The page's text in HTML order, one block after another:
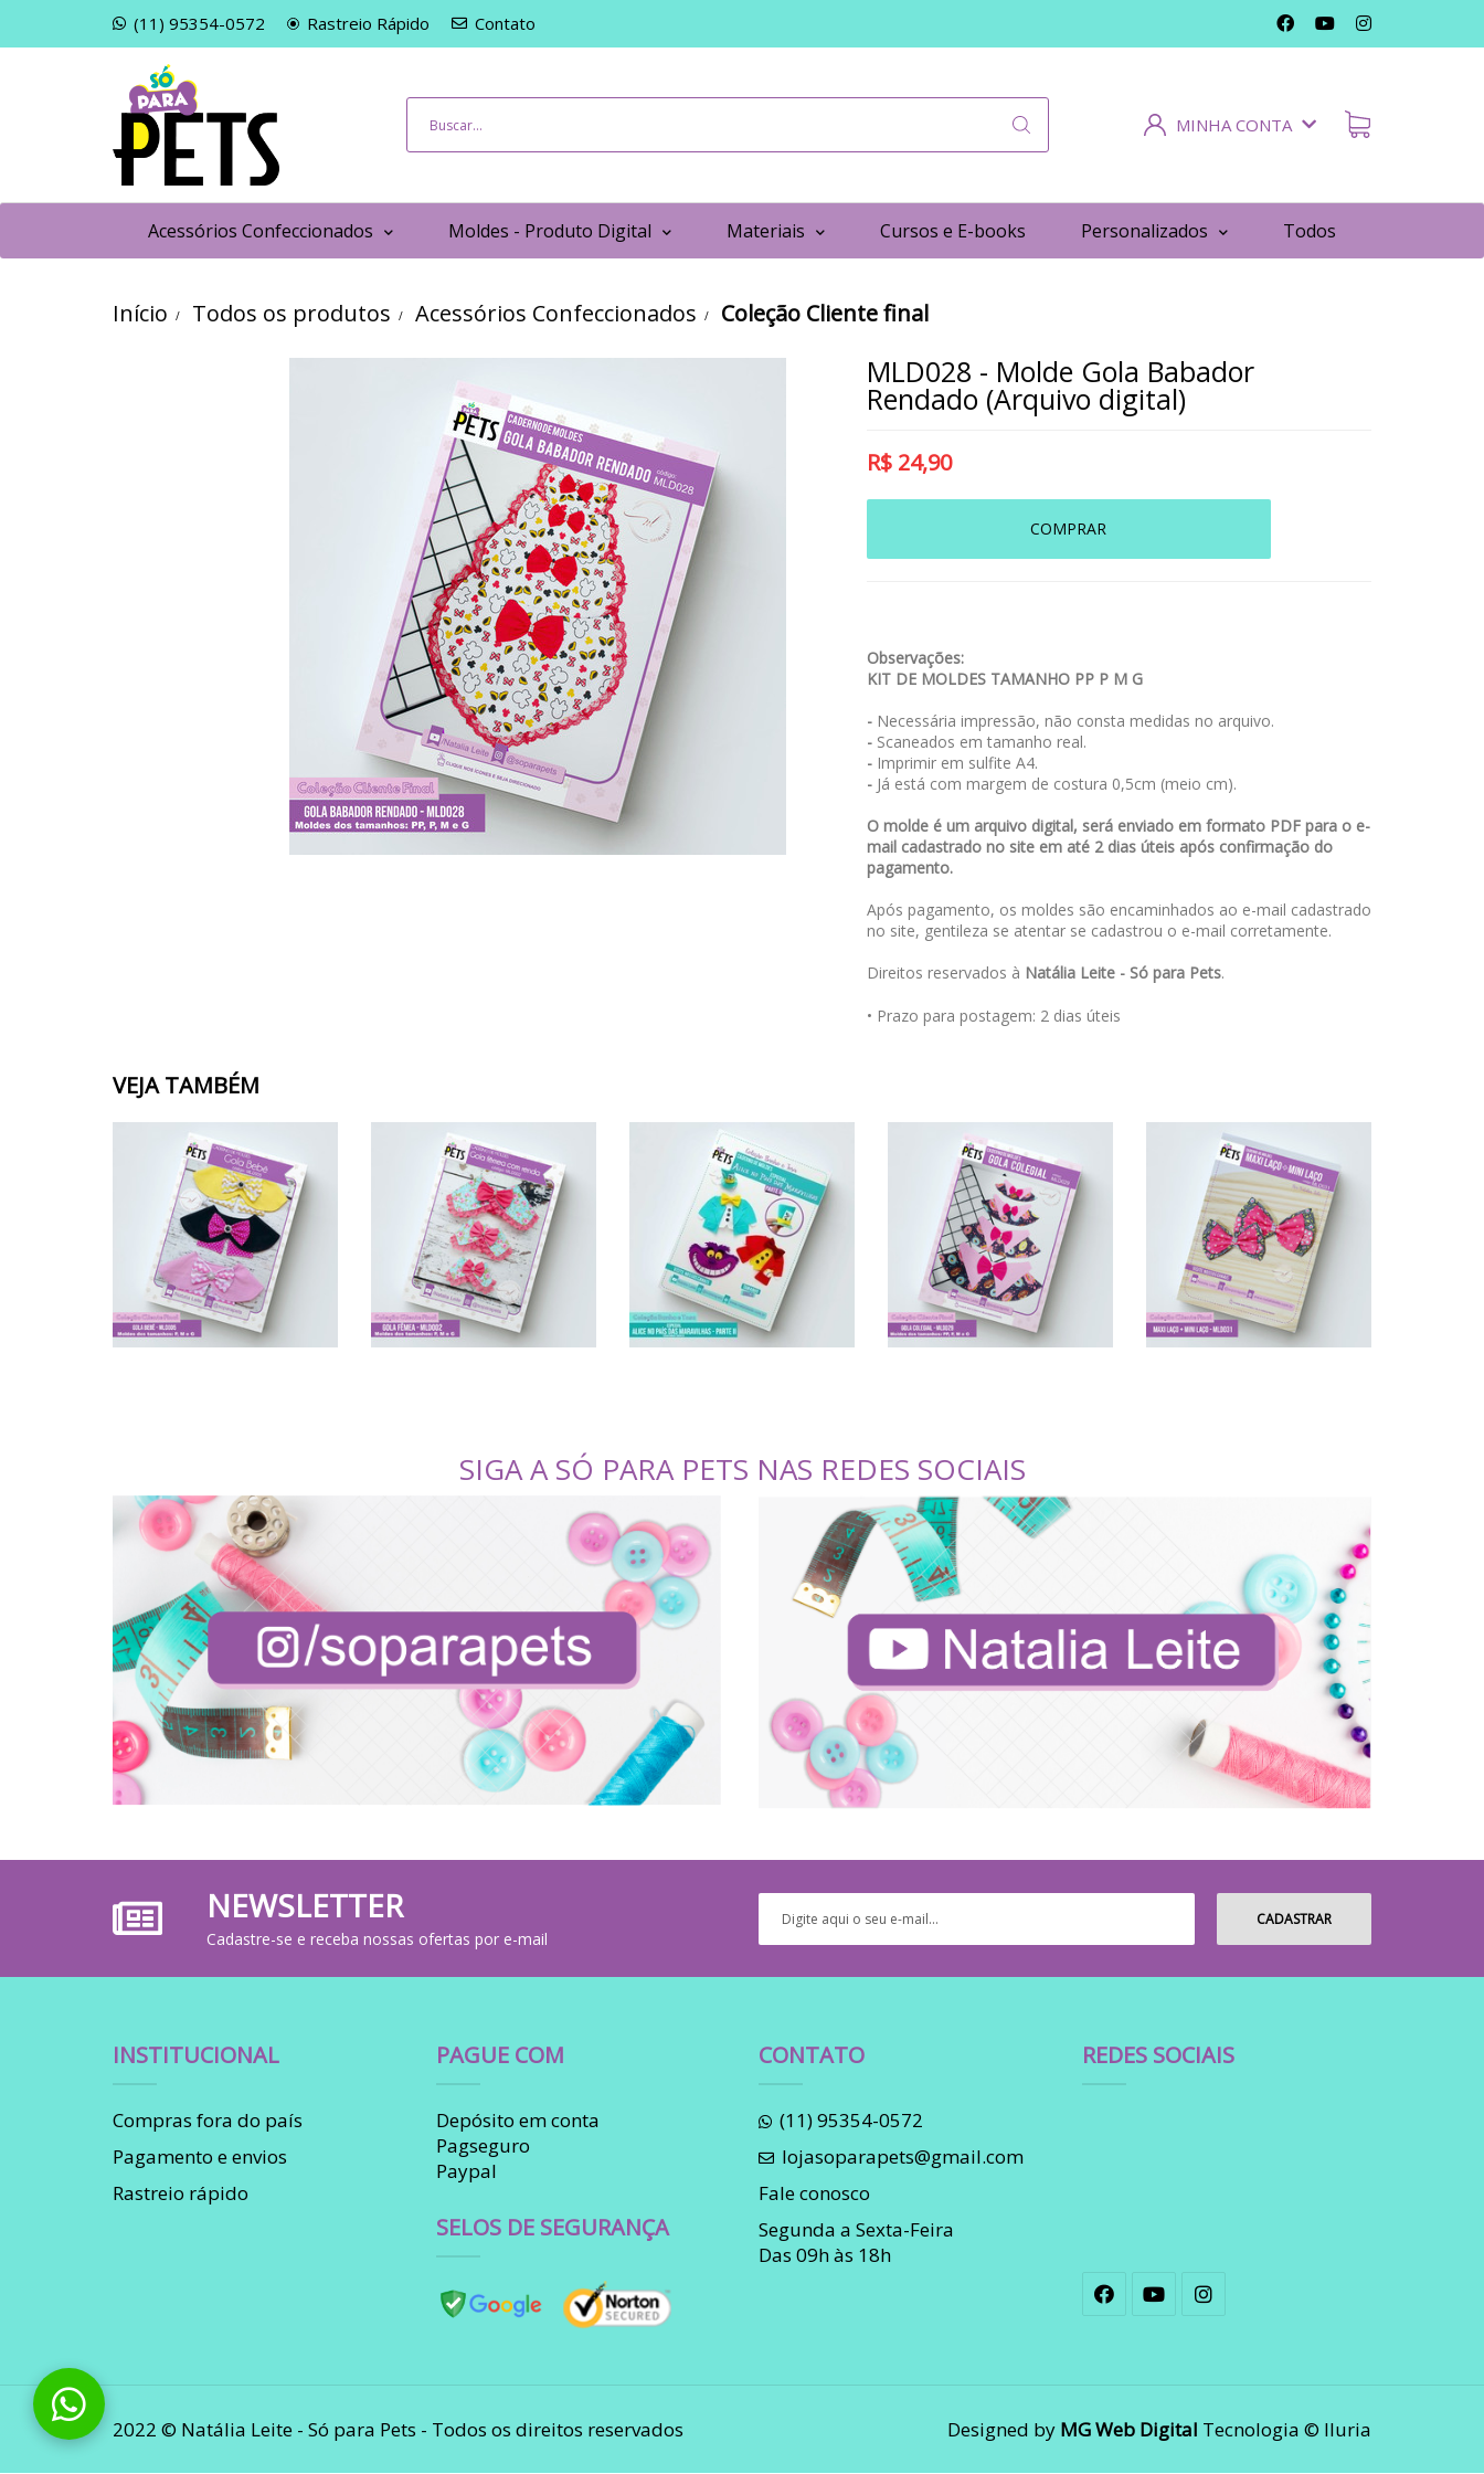
(11) 95354-0572 Rastreio Rápido Contato
MINHA CONTA
Acessórios Confeccionados Moldes - Produto Digital Materiais Cursos e E-books Personalizados Todos
Início Todos os produtos Acessórios Confeccionados Coleção Cliente final
MLD028 - Molde Gola Babador
Rendado (Arquivo digital)
R$ 24,90
COMPRAR
Observações:
KIT DE MOLDES TAMANHO PP P M G
-Necessária impressão, não consta medidas no arquivo.
-Scaneados em tamanho real.
- Imprimir em sulfite A4.
- Já está com margem de costura 0,5cm (meio cm).
O molde é um arquivo digital, será enviado em formato PDF para o e-
mail cadastrado no site em até 2 dias úteis após confirmação do
pagamento.
Após pagamento, os moldes são encaminhados ao e-mail cadastrado
no site, gentileza se atentar se cadastrou o e-mail corretamente.
Direitos reservados à Natália Leite - Só para Pets.
• Prazo para postagem: 2 dias úteis
VEJA TAMBÉM
SIGA A SÓ PARA PETS NAS REDES SOCIAIS
NEWSLETTER
Cadastre-se e receba nossas ofertas por e-mail
INSTITUCIONAL
Compras fora do país
Pagamento e envios
Rastreio rápido
PAGUE COM
Depósito em conta
Pagseguro
Paypal
SELOS DE SEGURANÇA
CONTATO
(11) 95354-0572
lojasoparapets@gmail.com
Fale conosco
Segunda a Sexta-Feira
Das 09h às 18h
REDES SOCIAIS
2022 © Natália Leite - Só para Pets - Todos os direitos reservados Designed by MG Web Digital Tecnologia © Iluria